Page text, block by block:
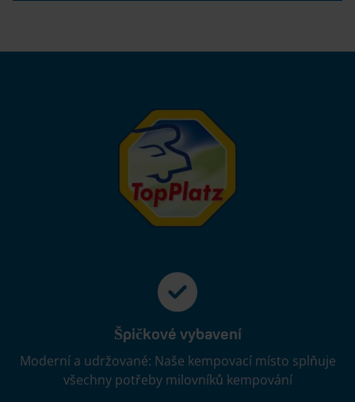
Špičkové vybavení
Moderní a udržované: Naše kempovací místo splňuje
všechny potřeby milovníků kempování